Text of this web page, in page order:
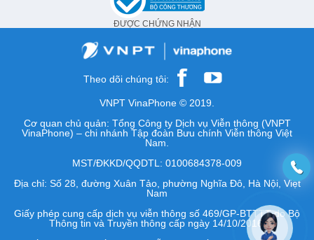
ĐƯỢC CHỨNG NHẬN
Theo dõi chúng tôi:
VNPT VinaPhone © 2019.
Cơ quan chủ quản: Tổng Công ty Dịch vụ Viễn thông (VNPT
VinaPhone) – chi nhánh Tập đoàn Bưu chính Viễn thông Việt
Nam.
MST/ĐKKD/QQDTL: 0100684378-009
Địa chỉ: Số 28, đường Xuân Tảo, phường Nghĩa Đô, Hà Nội, Việt
Nam
Giấy phép cung cấp dịch vụ viễn thông số 469/GP-BTTTT do Bộ
Thông tin và Truyền thông cấp ngày 14/10/2016.